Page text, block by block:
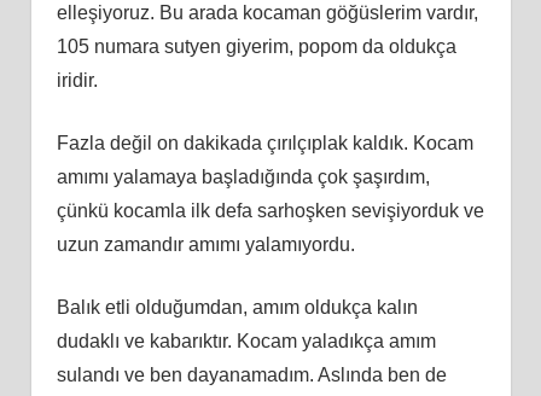
elleşiyoruz. Bu arada kocaman göğüslerim vardır,
105 numara sutyen giyerim, popom da oldukça
iridir.
Fazla değil on dakikada çırılçıplak kaldık. Kocam
amımı yalamaya başladığında çok şaşırdım,
çünkü kocamla ilk defa sarhoşken sevişiyorduk ve
uzun zamandır amımı yalamıyordu.
Balık etli olduğumdan, amım oldukça kalın
dudaklı ve kabarıktır. Kocam yaladıkça amım
sulandı ve ben dayanamadım. Aslında ben de